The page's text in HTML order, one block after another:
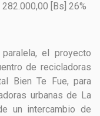
[Bs] 26%
el proyecto
de recicladoras
Bien Te Fue, para
urbanas de La
un intercambio de